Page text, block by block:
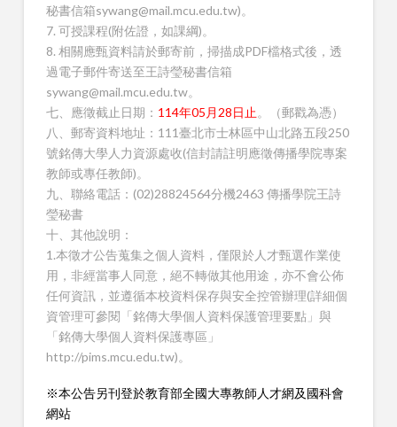
秘書信箱sywang@mail.mcu.edu.tw)。
7. 可授課程(附佐證，如課綱)。
8. 相關應甄資料請於郵寄前，掃描成PDF檔格式後，透
過電子郵件寄送至王詩瑩秘書信箱
sywang@mail.mcu.edu.tw。
七、應徵截止日期： 114年05月28日止 。（郵戳為憑）
八、郵寄資料地址：111臺北市士林區中山北路五段250
號銘傳大學人力資源處收(信封請註明應徵傳播學院專案
教師或專任教師)。
九、聯絡電話：(02)28824564分機2463 傳播學院王詩
瑩秘書
十、其他說明：
1.本徵才公告蒐集之個人資料，僅限於人才甄選作業使
用，非經當事人同意，絕不轉做其他用途，亦不會公佈
任何資訊，並遵循本校資料保存與安全控管辦理(詳細個
資管理可參閱「銘傳大學個人資料保護管理要點」與
「銘傳大學個人資料保護專區」
http://pims.mcu.edu.tw)。
※本公告另刊登於教育部全國大專教師人才網及國科會
網站